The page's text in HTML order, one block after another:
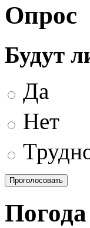
Опрос
Будут
Да
Нет